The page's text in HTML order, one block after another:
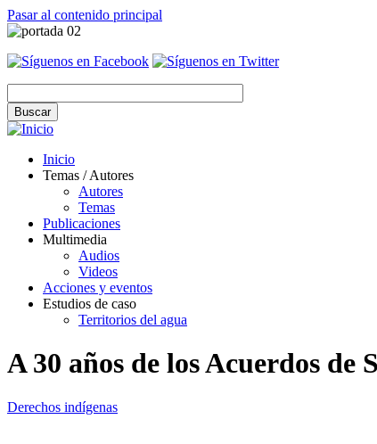
Pasar al contenido principal
Inicio
Temas / Autores
Autores
Temas
Publicaciones
Multimedia
Audios
Videos
Acciones y eventos
Estudios de caso
Territorios del agua
A 30 años de los Acuerdos
Derechos indígenas